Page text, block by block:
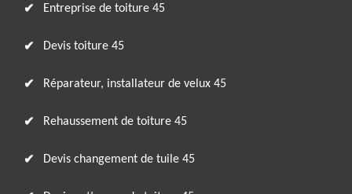
Entreprise de toiture 45
Devis toiture 45
Réparateur, installateur de velux 45
Rehaussement de toiture 45
Devis changement de tuile 45